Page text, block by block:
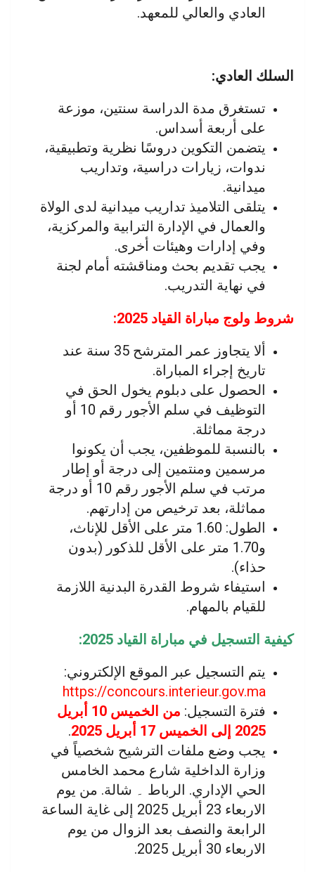
العادي والعالي للمعهد.
السلك العادي:
تستغرق مدة الدراسة سنتين، موزعة
على أربعة أسداس.
يتضمن التكوين دروسًا نظرية وتطبيقية،
ندوات، زيارات دراسية، وتداريب
ميدانية.
يتلقى التلاميذ تداريب ميدانية لدى الولاة
والعمال في الإدارة الترابية والمركزية،
وفي إدارات وهيئات أخرى.
يجب تقديم بحث ومناقشته أمام لجنة
في نهاية التدريب.
شروط ولوج مباراة القياد 2025:
ألا يتجاوز عمر المترشح 35 سنة عند
تاريخ إجراء المباراة.
الحصول على دبلوم يخول الحق في
التوظيف في سلم الأجور رقم 10 أو
درجة مماثلة.
بالنسبة للموظفين، يجب أن يكونوا
مرسمين ومنتمين إلى درجة أو إطار
مرتب في سلم الأجور رقم 10 أو درجة
مماثلة، بعد ترخيص من إدارتهم.
الطول: 1.60 متر على الأقل للإناث،
و1.70 متر على الأقل للذكور (بدون
حذاء).
استيفاء شروط القدرة البدنية اللازمة
للقيام بالمهام.
كيفية التسجيل في مباراة القياد 2025:
يتم التسجيل عبر الموقع الإلكتروني:
https://concours.interieur.gov.ma
فترة التسجيل:
من الخميس 10 أبريل
2025 إلى الخميس 17 أبريل 2025
.
يجب وضع ملفات الترشيح شخصياً في
وزارة الداخلية شارع محمد الخامس
الحي الإداري. الرباط ۔ شالة. من يوم
الاربعاء 23 أبريل 2025 إلى غاية الساعة
الرابعة والنصف بعد الزوال من يوم
الاربعاء 30 أبريل 2025.